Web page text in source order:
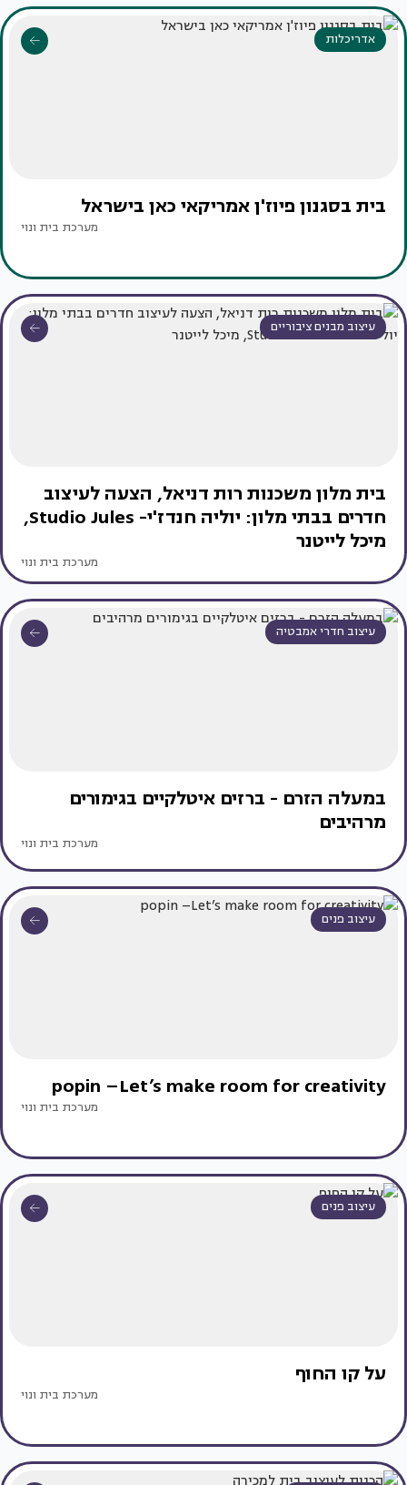
אדריכלות
בית בסגנון פיוז'ן אמריקאי כאן בישראל
מערכת בית ונוי
עיצוב מבנים ציבוריים
בית מלון משכנות רות דניאל, הצעה לעיצוב
חדרים בבתי מלון: יוליה חנדז'י- Studio Jules,
מיכל לייטנר
מערכת בית ונוי
עיצוב חדרי אמבטיה
במעלה הזרם - ברזים איטלקיים בגימורים
מרהיבים
מערכת בית ונוי
עיצוב פנים
popin –Let’s make room for creativity
מערכת בית ונוי
עיצוב פנים
על קו החוף
מערכת בית ונוי